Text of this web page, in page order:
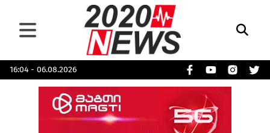
16:04 - 06.08.2026